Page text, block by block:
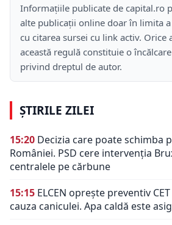
Informațiile publicate de capital.ro
alte publicații online doar în limita
cu citarea sursei cu link activ. Orice
această regulă constituie o
privind dreptul de autor.
ȘTIRILE ZILEI
15:20 Decizia care poate schimba
României. PSD cere intervenția
centralele pe cărbune
15:15 ELCEN oprește preventiv
cauza caniculei. Apa caldă este